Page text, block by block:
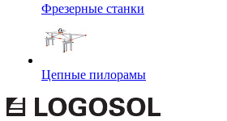
Фрезерные станки
Цепные пилорамы